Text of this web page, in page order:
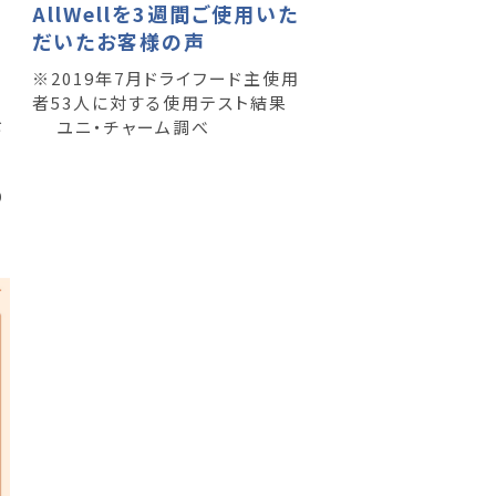
AllWellを3週間ご使用いた
だいたお客様の声
※2019年7月ドライフード主使用
者53人に対する使用テスト結果
ユニ・チャーム調べ